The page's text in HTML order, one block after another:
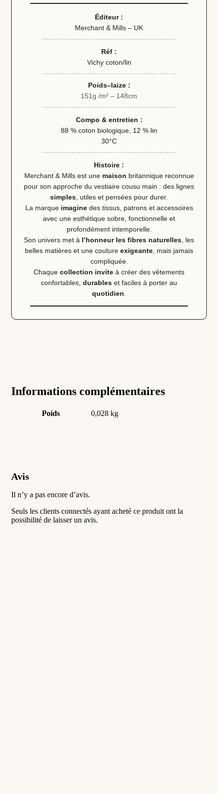
Éditeur :
Merchant & Mills – UK
Réf :
Vichy coton/lin
Poids–laize :
151g /m² – 148cm
Compo & entretien :
88 % coton biologique, 12 % lin
30°C
Histoire :
Merchant & Mills est une maison britannique reconnue
pour son approche du vestiaire cousu main : des lignes
simples , utiles et pensées pour durer.
La marque imaginedes tissus, patrons et accessoires
avec une esthétique sobre, fonctionnelle et
profondément intemporelle.
Son univers met à l’honneur les fibres naturelles , les
belles matières et une couture exigeante , mais jamais
compliquée.
Chaque collection invite à créer des vêtements
confortables, durables et faciles à porter au
quotidien
Informations complémentaires
Poids 0,028 kg
Avis
Il n’y a pas encore d’avis.
Seuls les clients connectés ayant acheté ce produit ont la
possibilité de laisser un avis.